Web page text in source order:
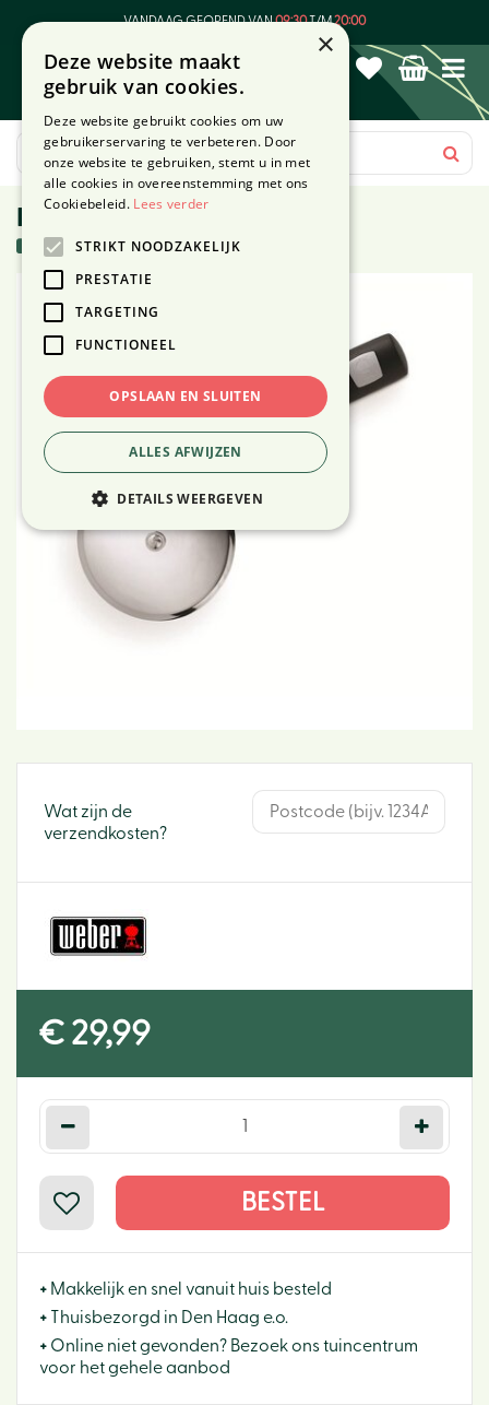
VANDAAG GEOPEND VAN09:30T/M20:00
17 stuks in voorraad
Wat zijn de
verzendkosten?
€ 29,99
+ Makkelijk en snel vanuit huis besteld
+ Thuisbezorgd in Den Haag e.o.
+ Online niet gevonden? Bezoek ons tuincentrum
voor het gehele aanbod
×
Deze website maakt
gebruik van cookies.
Deze website gebruikt cookies om uw
gebruikerservaring te verbeteren. Door
onze website te gebruiken, stemt u in met
alle cookies in overeenstemming met ons
Cookiebeleid. Lees verder
STRIKT NOODZAKELIJK
PRESTATIE
TARGETING
FUNCTIONEEL
OPSLAAN EN SLUITEN
ALLES AFWIJZEN
DETAILS WEERGEVEN